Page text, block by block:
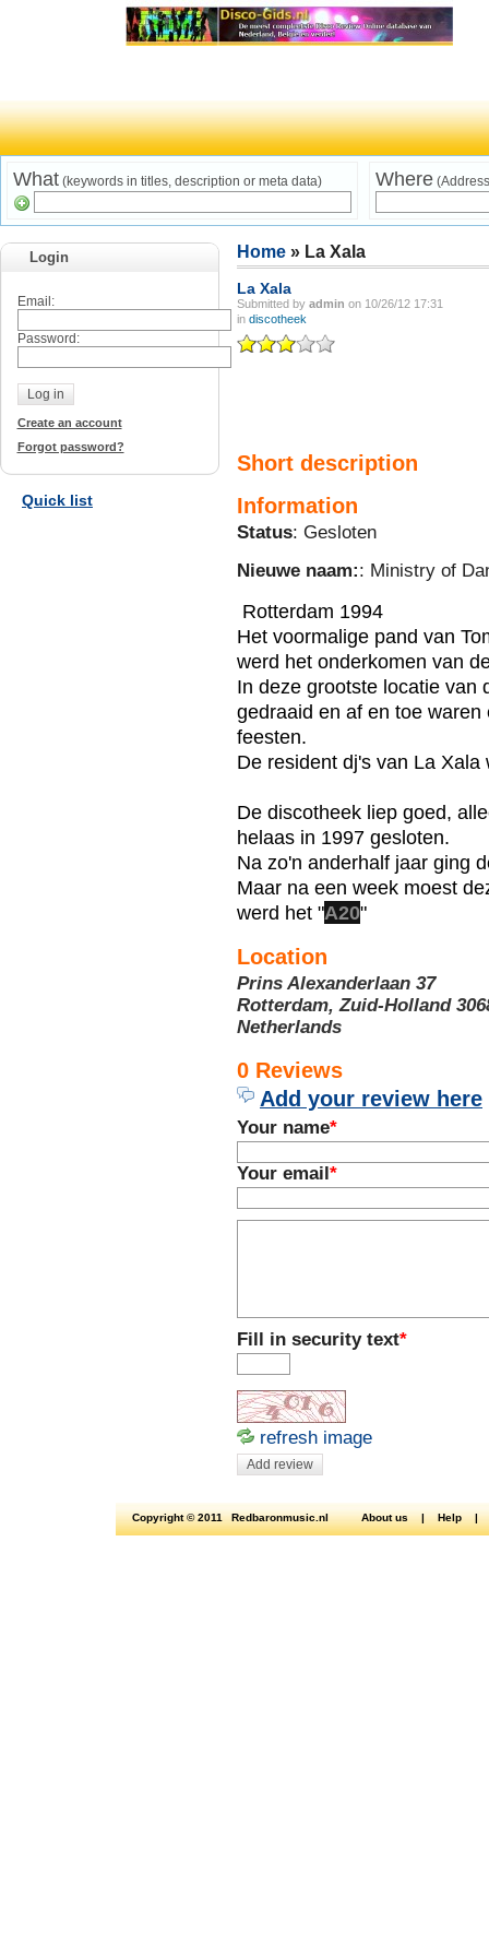
What (keywords in titles, description or meta data) Where
Login
Email:
Password:
Create an account
Forgot password?
Quick list
Home » La Xala
La Xala
Submitted by admin on 10/26/12 17:31
in discotheek
Short description
Information
Status: Gesloten
Nieuwe naam:: Ministry of
Rotterdam 1994
Het voormalige pand van
werd het onderkomen van
In deze grootste locatie van
gedraaid en af en toe
feesten.
De resident dj's van La Xala
De discotheek liep goed,
helaas in 1997 gesloten.
Na zo'n anderhalf jaar ging
Maar na een week moest
werd het "A20"
Location
Prins Alexanderlaan 37
Rotterdam, Zuid-Holland
Netherlands
0 Reviews
Add your review here
Your name*
Your email*
Fill in security text*
refresh image
Copyright © 2011 Redbaronmusic.nl About us | Help |